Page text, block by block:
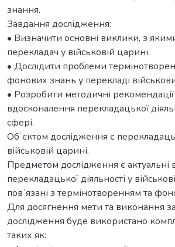
знання.
Завдання дослідження:
• Визначити основні виклики, з
перекладач у військовій царині.
• Дослідити проблеми
фонових знань у перекладі
• Розробити методичні
вдосконалення перекладацької
сфері.
Обʼєктом дослідження є
військовій царині.
Предметом дослідження є актуальні
перекладацької діяльності у
повʼязані з термінотворенням та
Для досягнення мети та виконання
дослідження буде використано
таких як: